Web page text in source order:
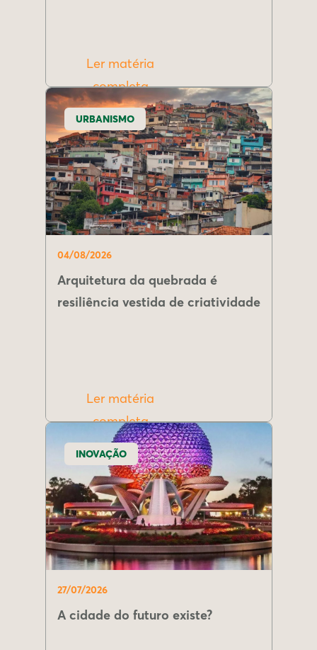
Ler matéria
completa
URBANISMO
04/08/2026
Arquitetura da quebrada é
resiliência vestida de criatividade
Ler matéria
completa
INOVAÇÃO
27/07/2026
A cidade do futuro existe?